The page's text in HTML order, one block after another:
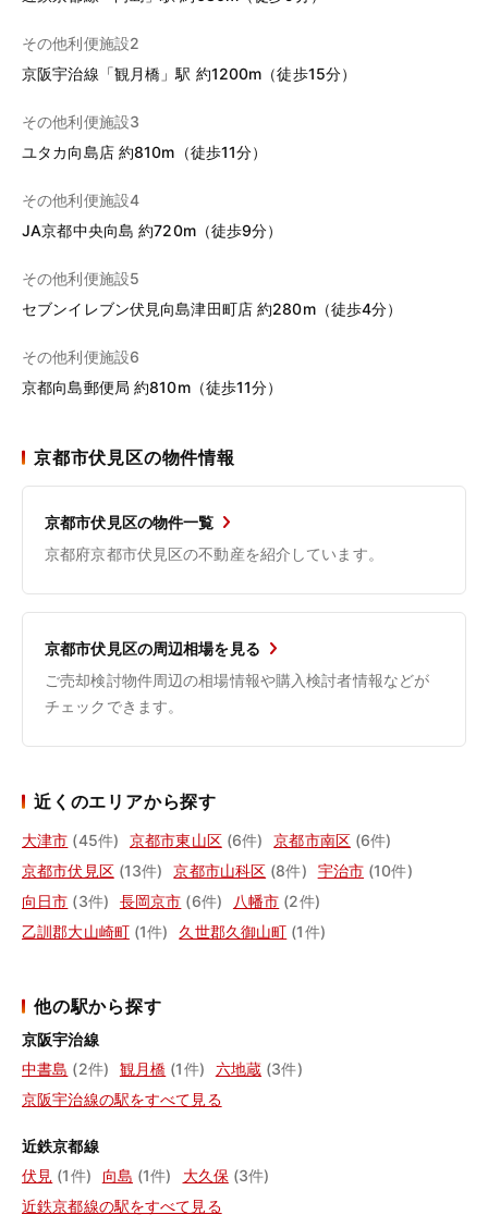
その他利便施設2
京阪宇治線「観月橋」駅 約1200m（徒歩15分）
その他利便施設3
ユタカ向島店 約810m（徒歩11分）
その他利便施設4
JA京都中央向島 約720m（徒歩9分）
その他利便施設5
セブンイレブン伏見向島津田町店 約280m（徒歩4分）
その他利便施設6
京都向島郵便局 約810m（徒歩11分）
京都市伏見区の物件情報
京都市伏見区の物件一覧
京都府京都市伏見区の不動産を紹介しています。
京都市伏見区の周辺相場を見る
ご売却検討物件周辺の相場情報や購入検討者情報などが
チェックできます。
近くのエリアから探す
大津市 (45件) 京都市東山区 (6件) 京都市南区 (6件)
京都市伏見区 (13件) 京都市山科区 (8件) 宇治市 (10件)
向日市 (3件) 長岡京市 (6件) 八幡市 (2件)
乙訓郡大山崎町 (1件) 久世郡久御山町 (1件)
他の駅から探す
京阪宇治線
中書島 (2件) 観月橋 (1件) 六地蔵 (3件)
京阪宇治線の駅をすべて見る
近鉄京都線
伏見 (1件) 向島 (1件) 大久保 (3件)
近鉄京都線の駅をすべて見る